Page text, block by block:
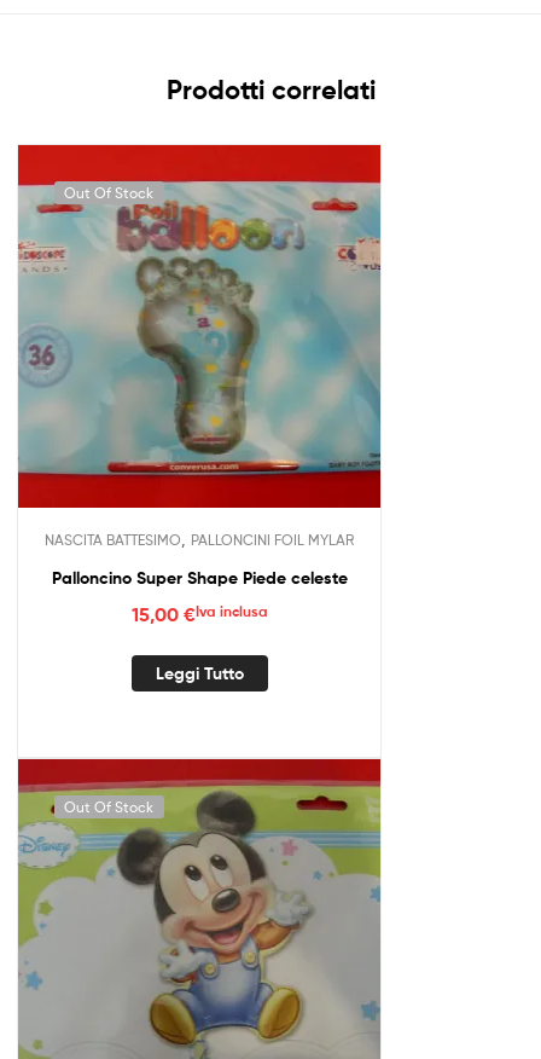
Prodotti correlati
Out Of Stock
NASCITA BATTESIMO PALLONCINI FOIL MYLAR
Palloncino Super Shape Piede celeste
15,00 €Iva inclusa
Leggi Tutto
Out Of Stock